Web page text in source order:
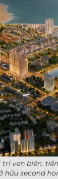
ven biển,
hữu second